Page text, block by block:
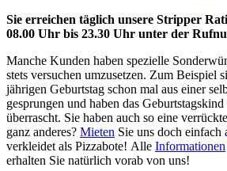
Sie erreichen täglich unsere Stripper
08.00 Uhr bis 23.30 Uhr unter der
Manche Kunden haben spezielle
stets versuchen umzusetzen. Zum Beispiel
jährigen Geburtstag schon mal aus einer
gesprungen und haben das
überrascht. Sie haben auch so eine
ganz anderes? Mieten Sie uns doch einfach
verkleidet als Pizzabote! Alle Informationen
erhalten Sie natürlich vorab von uns!